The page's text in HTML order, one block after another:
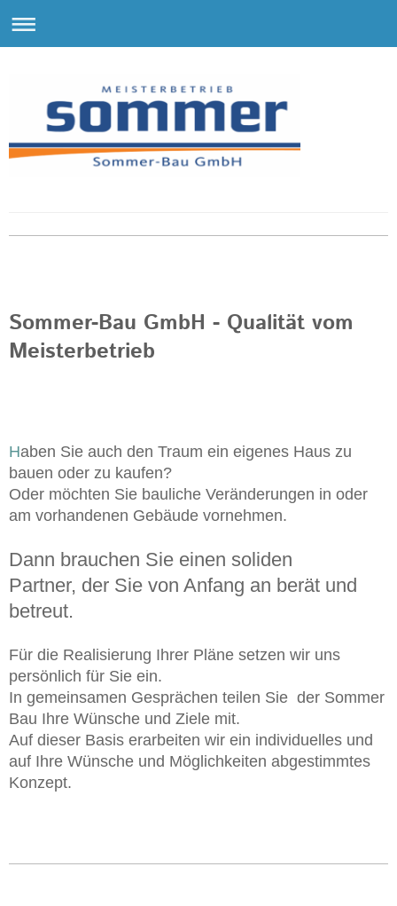
Sommer-Bau GmbH - Qualität vom
Meisterbetrieb
Haben Sie auch den Traum ein eigenes Haus zu
bauen oder zu kaufen?
Oder möchten Sie bauliche Veränderungen in oder
am vorhandenen Gebäude vornehmen.
Dann brauchen Sie einen soliden
Partner, der Sie von Anfang an berät und
betreut.
Für die Realisierung Ihrer Pläne setzen wir uns
persönlich für Sie ein.
In gemeinsamen Gesprächen teilen Sie der Sommer
Bau Ihre Wünsche und Ziele mit.
Auf dieser Basis erarbeiten wir ein individuelles und
auf Ihre Wünsche und Möglichkeiten abgestimmtes
Konzept.